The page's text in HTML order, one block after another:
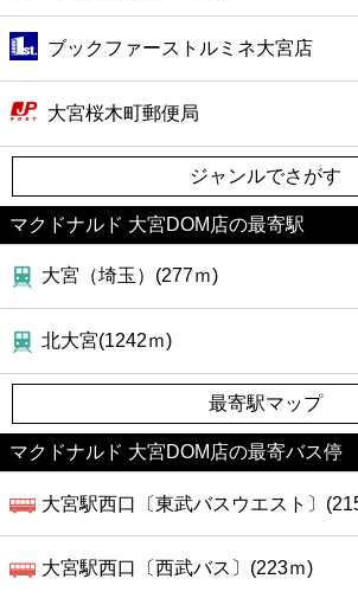
ブックファーストルミネ大宮店
大宮桜木町郵便局
ジャンルでさがす
マクドナルド 大宮DOM店の最寄駅
大宮（埼玉）(277ｍ)
北大宮(1242ｍ)
最寄駅マップ
マクドナルド 大宮DOM店の最寄バス停
大宮駅西口〔東武バスウエスト〕
大宮駅西口〔西武バス〕(223ｍ)